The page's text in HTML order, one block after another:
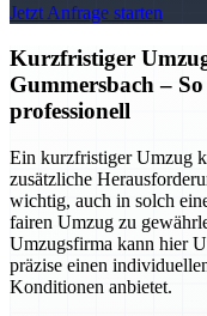
Jetzt Anfrage starten
Kurzfristiger
Gummersbach –
professionell
Ein kurzfristiger Umzug
zusätzliche
wichtig, auch in solch
fairen Umzug zu
Umzugsfirma kann hier
präzise einen
Konditionen anbietet.